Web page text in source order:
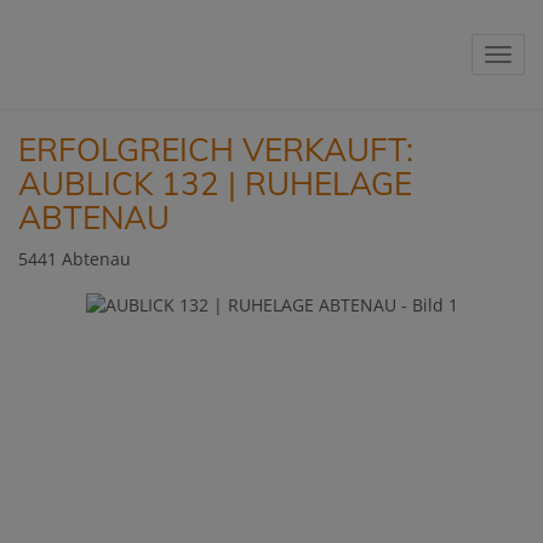
ERFOLGREICH VERKAUFT:
AUBLICK 132 | RUHELAGE
ABTENAU
5441 Abtenau